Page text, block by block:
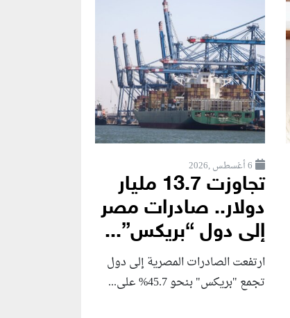
6 أغسطس ,2026
تجاوزت 13.7 مليار
دولار.. صادرات مصر
إلى دول “بريكس”...
ارتفعت الصادرات المصرية إلى دول
تجمع "بريكس" بنحو 45.7% على...